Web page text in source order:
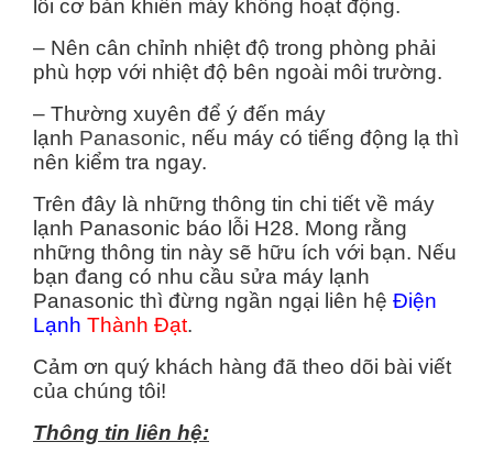
lỗi cơ bản khiến máy không hoạt động.
– Nên cân chỉnh nhiệt độ trong phòng phải
phù hợp với nhiệt độ bên ngoài môi trường.
– Thường xuyên để ý đến máy
lạnh Panasonic, nếu máy có tiếng động lạ thì
nên kiểm tra ngay.
Trên đây là những thông tin chi tiết về máy
lạnh Panasonic báo lỗi H28. Mong rằng
những thông tin này sẽ hữu ích với bạn. Nếu
bạn đang có nhu cầu sửa máy lạnh
Panasonic thì đừng ngần ngại liên hệ Điện
Lạnh Thành Đạt.
Cảm ơn quý khách hàng đã theo dõi bài viết
của chúng tôi!
Thông tin liên hệ: